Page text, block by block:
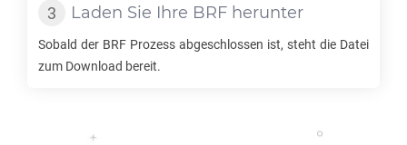
Laden Sie Ihre BRF herunter
Sobald der BRF Prozess abgeschlossen ist, steht die Datei
zum Download bereit.